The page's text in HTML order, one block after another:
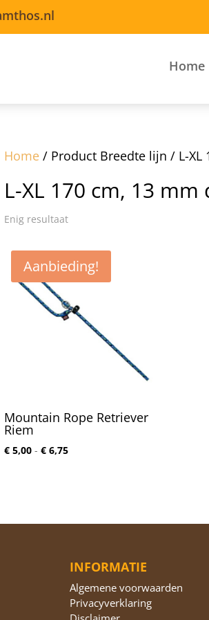
Home
Home/ Product Breedte lijn / L-XL
L-XL 170 cm, 13
Enig resultaat
Aanbieding!
Mountain Rope Retriever
Riem
€5,00 - €6,75Prijsklasse:
INFORMATIE
Algemene voorwaarden
Privacyverklaring